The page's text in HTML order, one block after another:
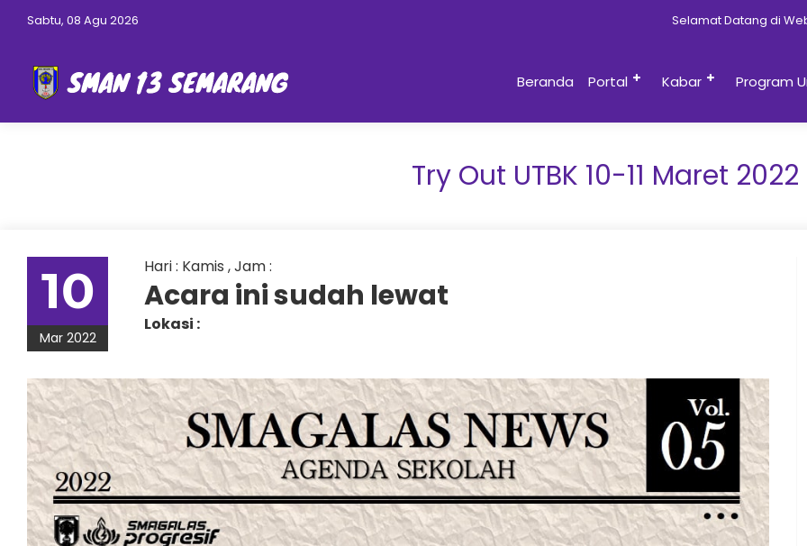
Sabtu, 08 Agu 2026 Selamat Datang di Website
Beranda Portal Kabar Program
Try Out UTBK 10-11 Maret 2022
10
Mar 2022
Hari : Kamis , Jam :
Acara ini sudah lewat
Lokasi :